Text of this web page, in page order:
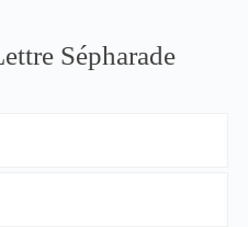
Sépharade